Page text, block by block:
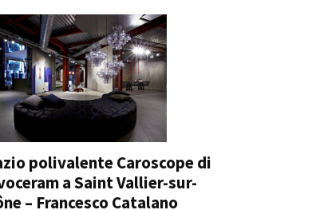
polivalente Caroscope di
a Saint Vallier-sur-
– Francesco Catalano